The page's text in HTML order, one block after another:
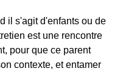
il s'agit d'enfants ou de
est une rencontre
pour que ce parent
contexte, et entamer